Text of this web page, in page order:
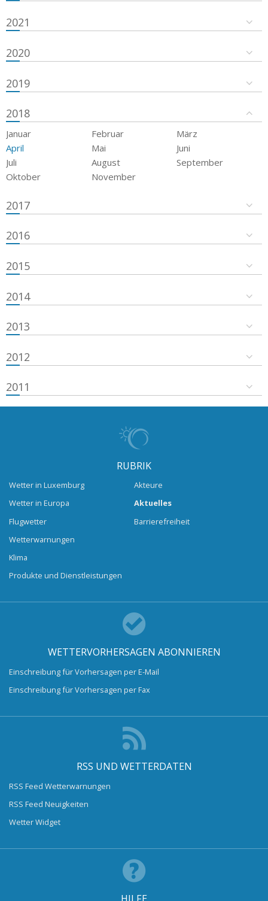
2021
2020
2019
2018
Januar Februar
März
April
Mai
Juni
Juli
August
September
Oktober
November
2017
2016
2015
2014
2013
2012
2011
RUBRIK
Wetter in Luxemburg
Wetter in Europa
Flugwetter
Wetterwarnungen
Klima
Produkte und Dienstleistungen
Akteure
Aktuelles
Barrierefreiheit
WETTERVORHERSAGEN ABONNIEREN
Einschreibung für Vorhersagen per E-Mail
Einschreibung für Vorhersagen per Fax
RSS UND WETTERDATEN
RSS Feed Wetterwarnungen
RSS Feed Neuigkeiten
Wetter Widget